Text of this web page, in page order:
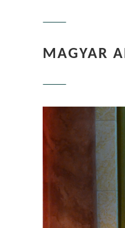
MAGYAR